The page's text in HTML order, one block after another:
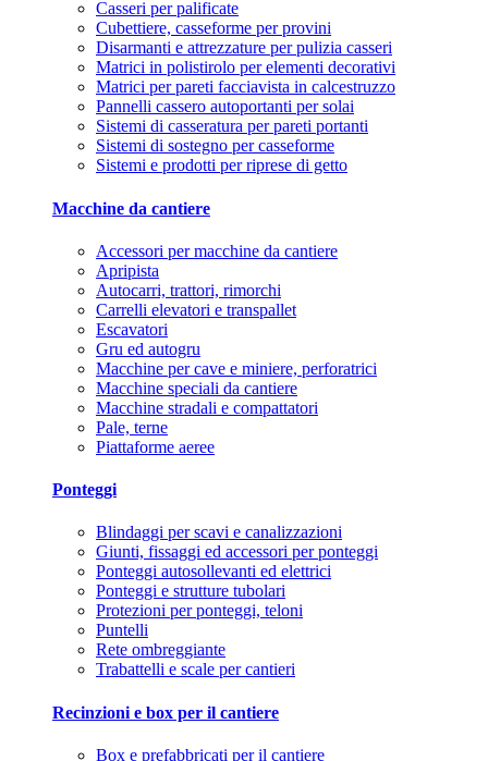
Casseri per palificate
Cubettiere, casseforme per provini
Disarmanti e attrezzature per pulizia casseri
Matrici in polistirolo per elementi decorativi
Matrici per pareti facciavista in calcestruzzo
Pannelli cassero autoportanti per solai
Sistemi di casseratura per pareti portanti
Sistemi di sostegno per casseforme
Sistemi e prodotti per riprese di getto
Macchine da cantiere
Accessori per macchine da cantiere
Apripista
Autocarri, trattori, rimorchi
Carrelli elevatori e transpallet
Escavatori
Gru ed autogru
Macchine per cave e miniere, perforatrici
Macchine speciali da cantiere
Macchine stradali e compattatori
Pale, terne
Piattaforme aeree
Ponteggi
Blindaggi per scavi e canalizzazioni
Giunti, fissaggi ed accessori per ponteggi
Ponteggi autosollevanti ed elettrici
Ponteggi e strutture tubolari
Protezioni per ponteggi, teloni
Puntelli
Rete ombreggiante
Trabattelli e scale per cantieri
Recinzioni e box per il cantiere
Box e prefabbricati per il cantiere